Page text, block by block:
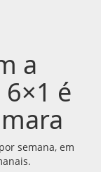
a
é
semana, em